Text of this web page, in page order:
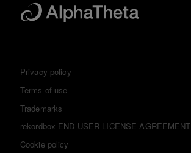
Privacy policy
Terms of use
Trademarks
rekordbox END USER LICENSE AGREEMENT
Cookie policy